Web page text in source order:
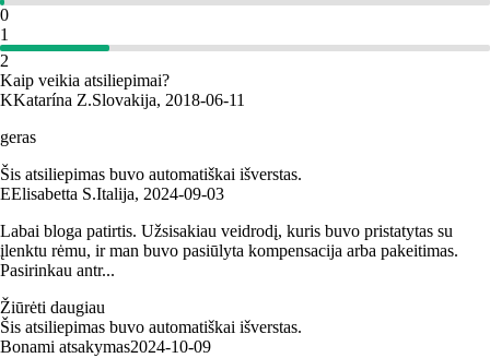
0
1
2
Kaip veikia atsiliepimai?
KKatarína Z.Slovakija, 2018‑06‑11
geras
Šis atsiliepimas buvo automatiškai išverstas.
EElisabetta S.Italija, 2024‑09‑03
Labai bloga patirtis. Užsisakiau veidrodį, kuris buvo pristatytas su
įlenktu rėmu, ir man buvo pasiūlyta kompensacija arba pakeitimas.
Pasirinkau antr...
Žiūrėti daugiau
Šis atsiliepimas buvo automatiškai išverstas.
Bonami atsakymas2024‑10‑09